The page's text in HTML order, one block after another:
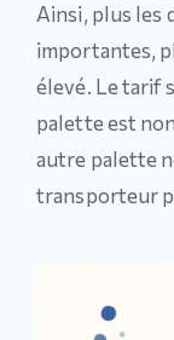
Ainsi, plus les
importantes,
élevé. Le tarif
palette est
autre palette
transporteur